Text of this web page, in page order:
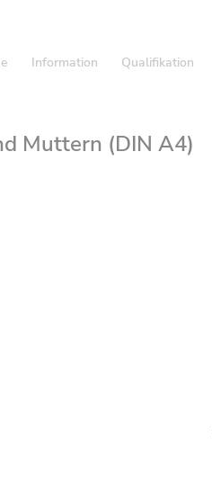
Information Qualifikation
Muttern (DIN A4)